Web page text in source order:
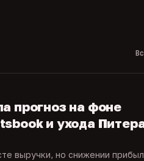
прогноз на фоне
и ухода
выручки, но снижении